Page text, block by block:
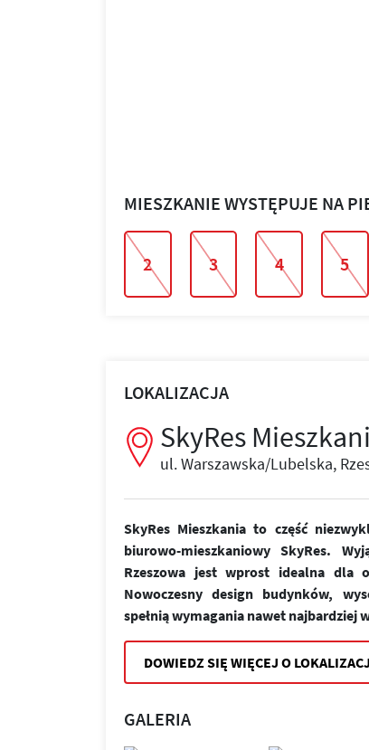
MIESZKANIE WYSTĘPUJE NA
2 3 4 5
LOKALIZACJA
SkyRes
ul. Warszawska/Lubelska,
SkyRes Mieszkania to część
biurowo-mieszkaniowy SkyRes.
Rzeszowa jest wprost idealna dla
Nowoczesny design budynków,
spełnią wymagania nawet najbardziej
DOWIEDZ SIĘ WIĘCEJ O
GALERIA